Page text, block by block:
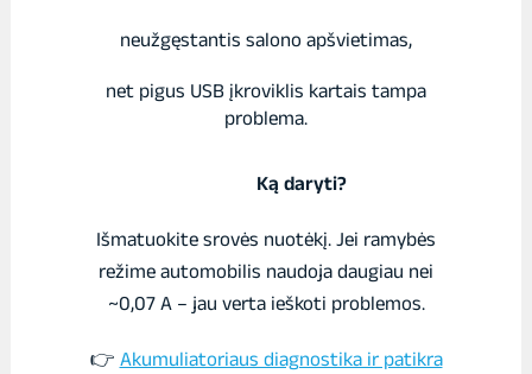
neužgęstantis salono apšvietimas,
net pigus USB įkroviklis kartais tampa
problema.
Ką daryti?
Išmatuokite srovės nuotėkį. Jei ramybės
režime automobilis naudoja daugiau nei
~0,07 A – jau verta ieškoti problemos.
👉 Akumuliatoriaus diagnostika ir patikra